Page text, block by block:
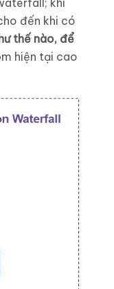
đến khi có
thế nào, để
hiện tại cao